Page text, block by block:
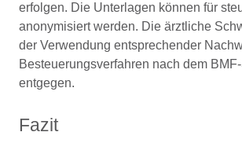
erfolgen. Die Unterlagen können für
anonymisiert werden. Die ärztliche
der Verwendung entsprechender
Besteuerungsverfahren nach dem
entgegen.
Fazit